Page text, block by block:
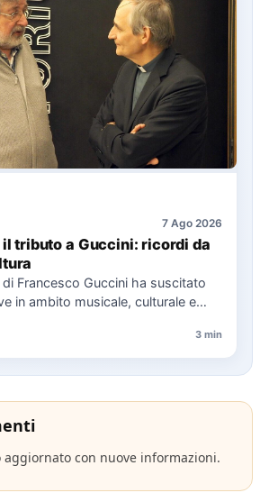
7 Ago 2026
tributo a Guccini: ricordi da
Francesco Guccini ha suscitato
in ambito musicale, culturale e
3 min
aggiornato con nuove informazioni.